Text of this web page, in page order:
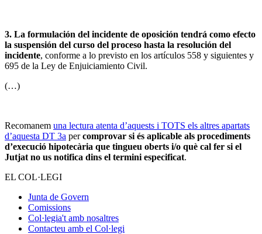
3. La formulación del incidente de oposición tendrá como efecto
la suspensión del curso del proceso hasta la resolución del
incidente, conforme a lo previsto en los artículos 558 y siguientes y
695 de la Ley de Enjuiciamiento Civil.
(…)
Recomanem una lectura atenta d’aquests i TOTS els altres apartats
d’aquesta DT 3a percomprovar si és aplicable als procediments
d’execució hipotecària que tingueu oberts i/o què cal fer si el
Jutjat no us notifica dins el termini especificat.
EL COL·LEGI
Junta de Govern
Comissions
Col·legia't amb nosaltres
Contacteu amb el Col·legi